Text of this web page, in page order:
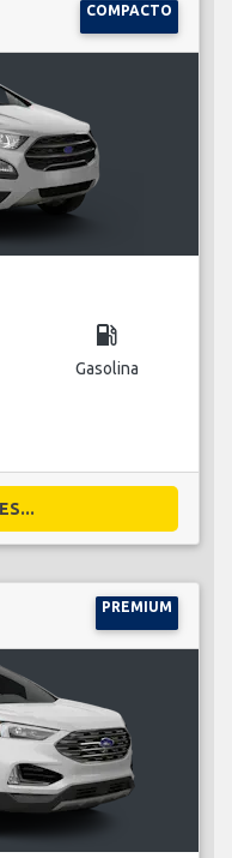
COMPACTO
local_gas_station
Gasolina
PREMIUM